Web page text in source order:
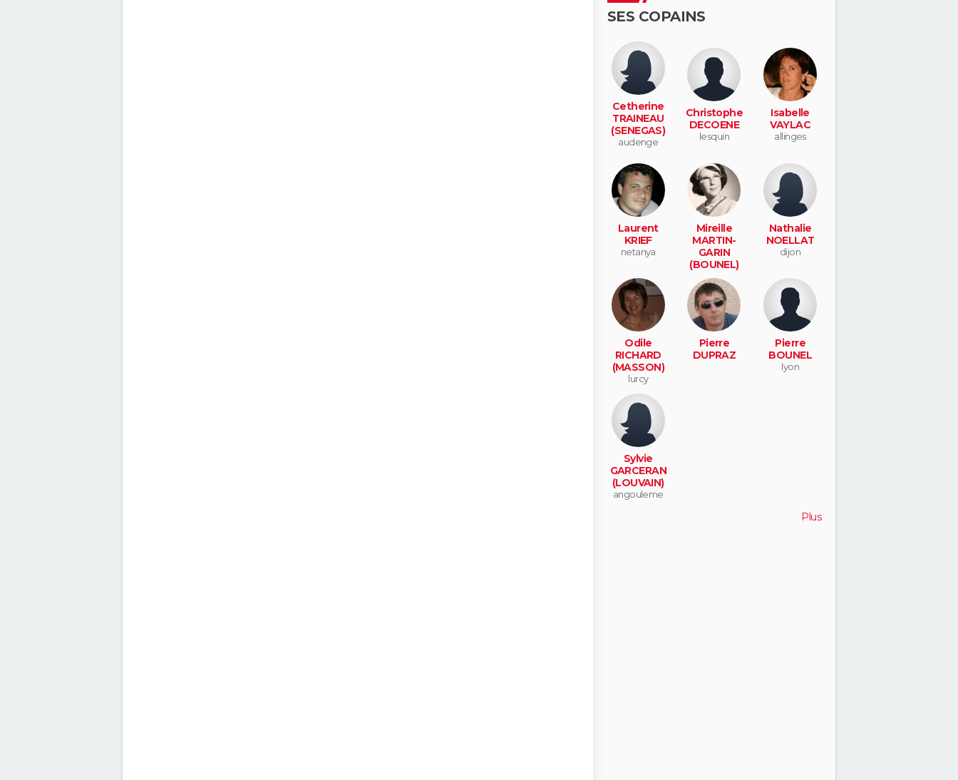
SES COPAINS
Cetherine
TRAINEAU
(SENEGAS)
audenge
Christophe
DECOENE
lesquin
Isabelle
VAYLAC
allinges
Laurent
KRIEF
netanya
Mireille
MARTIN-
GARIN
(BOUNEL)
lyon
Nathalie
NOELLAT
dijon
Odile
RICHARD
(MASSON)
lurcy
Pierre
DUPRAZ
Pierre
BOUNEL
lyon
Sylvie
GARCERAN
(LOUVAIN)
angouleme
Plus